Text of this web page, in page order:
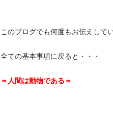
このブログでも何度もお伝えして
全ての基本事項に戻ると・・・
＝人間は動物である＝